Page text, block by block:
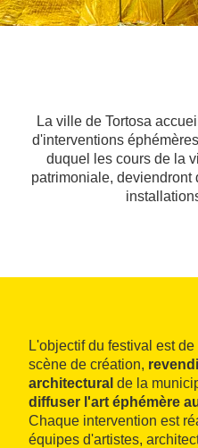
La ville de Tortosa
d'interventions
duquel les cours de la
patrimoniale, deviendront
L'objectif du festival est
scène de création,
architectural de la
diffuser l'art éphémère
Chaque intervention est
équipes d'artistes,